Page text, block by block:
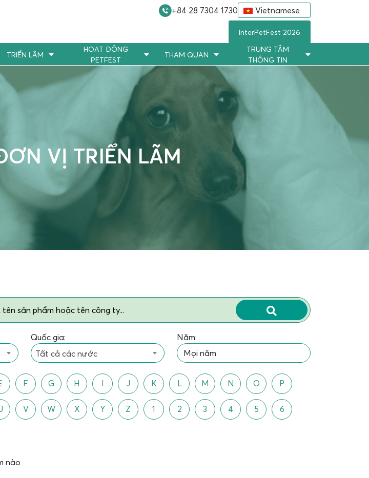
+84 28 7304 1730 Vietnamese
InterPetFest 2026
TRIỂN LÃM
HOẠT ĐỘNG
PETFEST
THAM QUAN
TRUNG TÂM
THÔNG TIN
VỊ TRIỂN LÃM
Quốc gia:
Tất cả các nước
Năm:
F G H I J K L M N O P
V W X Y Z 1 2 3 4 5 6
nào